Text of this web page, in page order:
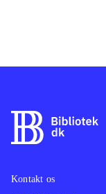
Kontakt os